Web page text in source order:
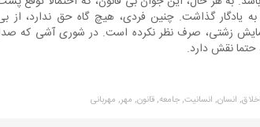
یادگار گذاشت. چنین فردی، هیچ گاه حق ندارد،
نقش دارد.
اخلاق, انسان, انسانیت,جامعه,قانون, مهر, مهربانی